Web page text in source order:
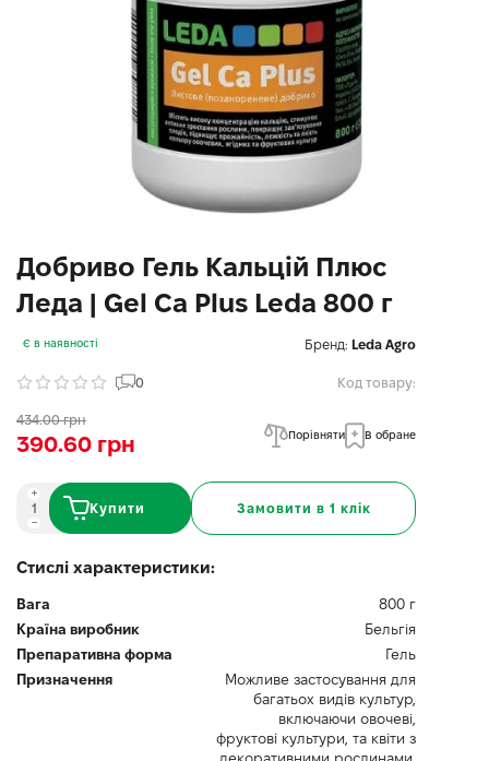
Добриво Гель Кальцій Плюс
Леда | Gel Ca Plus Leda 800 г
Є в наявності Бренд: Leda Agro
0 Код товару:
434.00 грн
390.60 грн Порівняти В обране
Купити Замовити в 1 клік
Стислі характеристики:
Вага
800 г
Країна виробник
Бельгія
Препаративна форма
Гель
Призначення
Можливе застосування для
багатьох видів культур,
включаючи овочеві,
фруктові культури, та квіти з
декоративними рослинами.